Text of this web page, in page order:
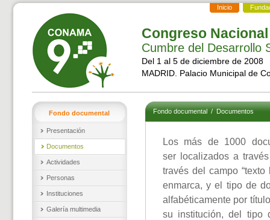
Inicio
Congreso
Cumbre del Desarrollo
Del 1 al 5 de diciembre de 2008
MADRID. Palacio Municipal de
Fondo documental
Presentación
Documentos
Actividades
Personas
Instituciones
Galería multimedia
Fondo documental/Documentos
Los más de 1000
ser localizados a
través del campo
enmarca, y el tipo de
alfabéticamente por
su institución, del tipo